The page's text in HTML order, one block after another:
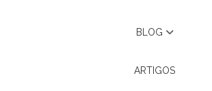
BLOG
ARTIGOS